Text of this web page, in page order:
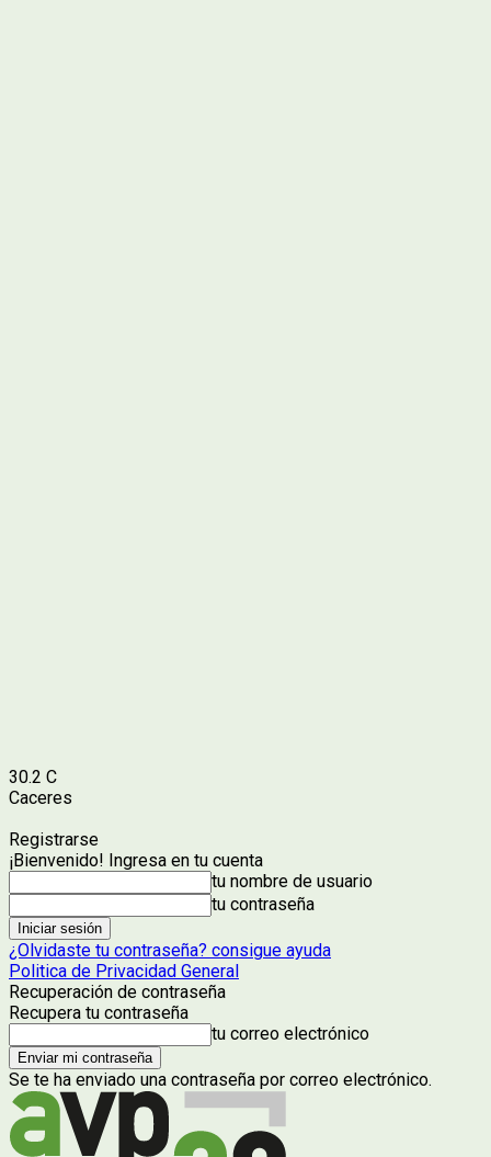
30.2 C
Caceres
Registrarse
¡Bienvenido! Ingresa en tu cuenta
tu nombre de usuario
tu contraseña
¿Olvidaste tu contraseña? consigue ayuda
Politica de Privacidad General
Recuperación de contraseña
Recupera tu contraseña
tu correo electrónico
Se te ha enviado una contraseña por correo electrónico.